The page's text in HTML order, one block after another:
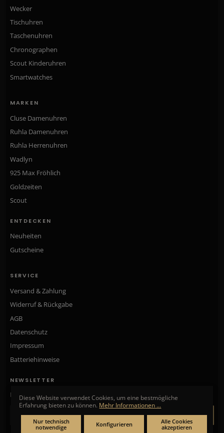
Wecker
Tischuhren
Taschenuhren
Chronographen
Scout Kinderuhren
Smartwatches
MARKEN
Cluse Damenuhren
Ruhla Damenuhren
Ruhla Herrenuhren
Wadlyn
925 Max Fröhlich
Goldzeiten
Scout
ENTDECKEN
Neuheiten
Gutscheine
SERVICE
Versand & Zahlung
Widerruf & Rückgabe
AGB
Datenschutz
Impressum
Batteriehinweise
NEWSLETTER
Neue Kollektionen, exklusive Angebote & Aktionen direkt in Ihr Postfach.
ANMELDEN
Diese Website verwendet Cookies, um eine bestmögliche
Erfahrung bieten zu können. Mehr Informationen ...
Nur technisch
notwendige
Konfigurieren
Alle Cookies
akzeptieren